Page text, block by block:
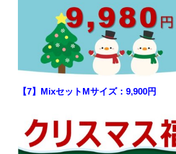
【7】MixセットMサイズ：9,900円